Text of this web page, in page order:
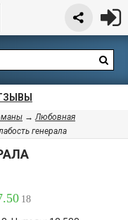
→Любовная
генерала
18